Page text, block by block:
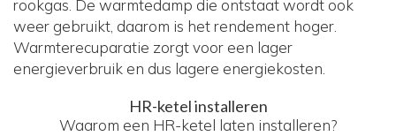
rookgas. De warmtedamp die ontstaat wordt ook
weer gebruikt, daarom is het rendement hoger.
Warmterecuparatie zorgt voor een lager
energieverbruik en dus lagere energiekosten.
HR-ketel installeren
Waarom een HR-ketel laten installeren?